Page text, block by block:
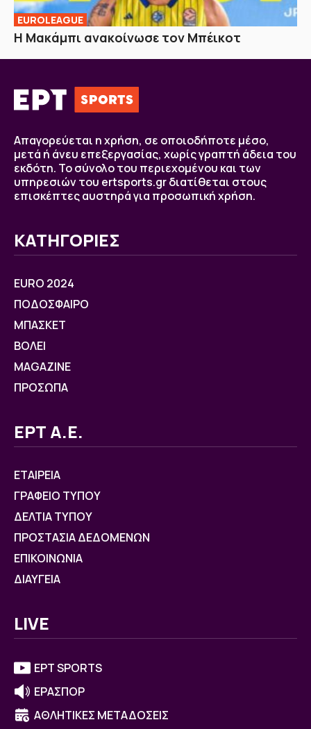
EUROLEAGUE
Η Μακάμπι ανακοίνωσε τον Μπέικοτ
Απαγορεύεται η χρήση, σε οποιοδήποτε μέσο,
μετά ή άνευ επεξεργασίας, χωρίς γραπτή άδεια του
εκδότη. Το σύνολο του περιεχομένου και των
υπηρεσιών του ertsports.gr διατίθεται στους
επισκέπτες αυστηρά για προσωπική χρήση.
ΚΑΤΗΓΟΡΙΕΣ
EURO 2024
ΠΟΔΟΣΦΑΙΡΟ
ΜΠΑΣΚΕΤ
ΒOΛΕΙ
MAGAZINE
ΠΡΟΣΩΠΑ
ΕΡΤ Α.Ε.
ΕΤΑΙΡΕΙΑ
ΓΡΑΦΕΙΟ ΤΥΠΟΥ
ΔΕΛΤΙΑ ΤΥΠΟΥ
ΠΡΟΣΤΑΣΙΑ ΔΕΔΟΜΕΝΩΝ
ΕΠΙΚΟΙΝΩΝΙΑ
ΔΙΑΥΓΕΙΑ
LIVE
ΕΡΤ SPORTS
ΕΡΑΣΠΟΡ
ΑΘΛΗΤΙΚΕΣ ΜΕΤΑΔΟΣΕΙΣ